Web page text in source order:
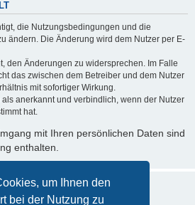
um Ihnen den
bei der Nutzung zu
die Nutzungsbedingungen und die
ändern. Die Änderung wird dem Nutzer per E-
den Änderungen zu widersprechen. Im Falle
das zwischen dem Betreiber und dem Nutzer
mit sofortiger Wirkung.
anerkannt und verbindlich, wenn der Nutzer
hat.
mit Ihren persönlichen Daten sind
enthalten.